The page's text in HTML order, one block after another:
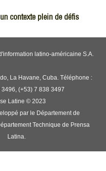
contexte plein de défis
latino-américaine S.A.
La Havane, Cuba. Téléphone :
(+53) 7 838 3497
Latine © 2023
par le Département de
Technique de Prensa
Latina.